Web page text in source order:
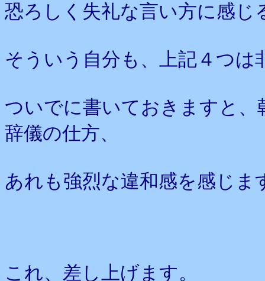
恐ろしく失礼な言い方に感じ
そういう自分も、上記４つ
ついでに書いておきますと
辞儀の仕方、
あれも強烈な違和感を感
これ、差し上げます。